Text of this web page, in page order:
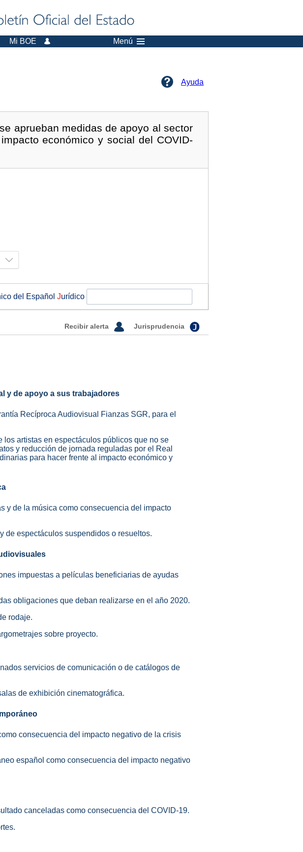
Mi BOE Menú
Ayuda
aprueban medidas de apoyo al sector
económico y social del COVID-
del Español Jurídico
Jurisprudencia
Recibir alerta
y de apoyo a sus trabajadores
Recíproca Audiovisual Fianzas SGR, para el
artistas en espectáculos públicos que no se
y reducción de jornada reguladas por el Real
para hacer frente al impacto económico y
y de la música como consecuencia del impacto
de espectáculos suspendidos o resueltos.
impuestas a películas beneficiarias de ayudas
obligaciones que deban realizarse en el año 2020.
rodaje.
sobre proyecto.
servicios de comunicación o de catálogos de
de exhibición cinematográfica.
consecuencia del impacto negativo de la crisis
español como consecuencia del impacto negativo
canceladas como consecuencia del COVID-19.